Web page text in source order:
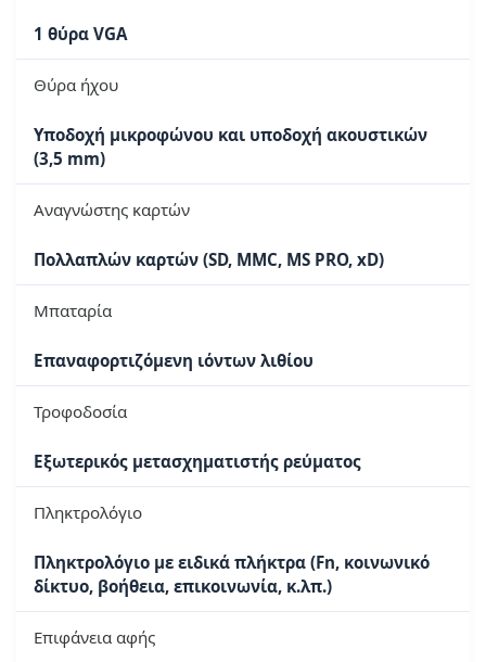
1 θύρα VGA
Θύρα ήχου
Υποδοχή μικροφώνου και υποδοχή ακουστικών
(3,5 mm)
Αναγνώστης καρτών
Πολλαπλών καρτών (SD, MMC, MS PRO, xD)
Μπαταρία
Επαναφορτιζόμενη ιόντων λιθίου
Τροφοδοσία
Εξωτερικός μετασχηματιστής ρεύματος
Πληκτρολόγιο
Πληκτρολόγιο με ειδικά πλήκτρα (Fn, κοινωνικό
δίκτυο, βοήθεια, επικοινωνία, κ.λπ.)
Επιφάνεια αφής